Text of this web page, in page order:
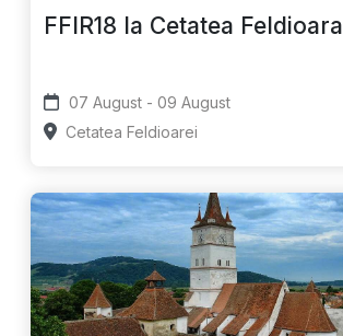
FFIR18 la Cetatea Feldioara
07 August - 09 August
Cetatea Feldioarei